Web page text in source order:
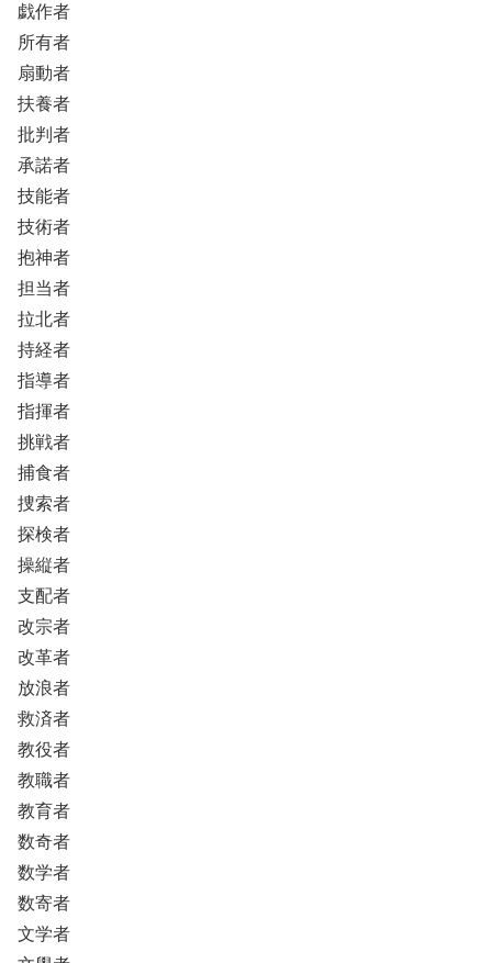
戯作者
所有者
扇動者
扶養者
批判者
承諾者
技能者
技術者
抱神者
担当者
拉北者
持経者
指導者
指揮者
挑戦者
捕食者
捜索者
探検者
操縦者
支配者
改宗者
改革者
放浪者
救済者
教役者
教職者
教育者
数奇者
数学者
数寄者
文学者